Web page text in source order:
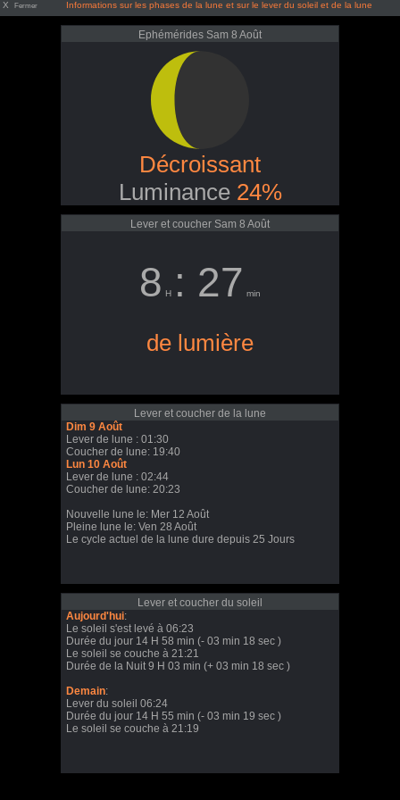
X Fermer Informations sur les phases de la lune et sur le lever du soleil et de la lune
Ephémérides Sam 8 Août
Décroissant
Luminance 24%
Lever et coucher Sam 8 Août
8 H : 27 min
de lumière
Lever et coucher de la lune
Dim 9 Août
Lever de lune : 01:30
Coucher de lune: 19:40
Lun 10 Août
Lever de lune : 02:44
Coucher de lune: 20:23
Nouvelle lune le: Mer 12 Août
Pleine lune le: Ven 28 Août
Le cycle actuel de la lune dure depuis 25 Jours
Lever et coucher du soleil
Aujourd'hui:
Le soleil s'est levé à 06:23
Durée du jour 14 H 58 min (- 03 min 18 sec )
Le soleil se couche à 21:21
Durée de la Nuit 9 H 03 min (+ 03 min 18 sec )
Demain:
Lever du soleil 06:24
Durée du jour 14 H 55 min (- 03 min 19 sec )
Le soleil se couche à 21:19